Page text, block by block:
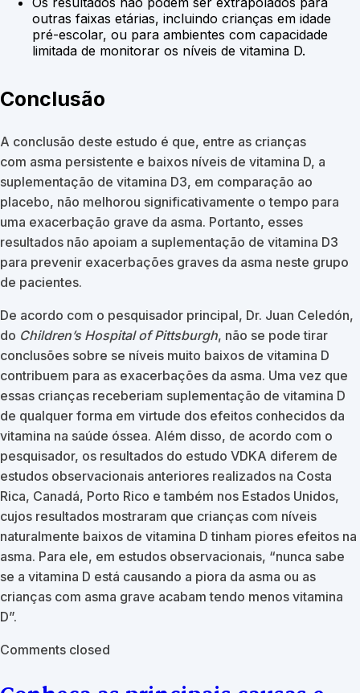
outras faixas etárias, incluindo crianças em idade
pré-escolar, ou para ambientes com capacidade
limitada de monitorar os níveis de vitamina D.
Conclusão
A conclusão deste estudo é que, entre as crianças
com asma persistente e baixos níveis de vitamina D, a
suplementação de vitamina D3, em comparação ao
placebo, não melhorou significativamente o tempo para
uma exacerbação grave da asma. Portanto, esses
resultados não apoiam a suplementação de vitamina D3
para prevenir exacerbações graves da asma neste grupo
de pacientes.
De acordo com o pesquisador principal, Dr. Juan Celedón,
do Children’s Hospital of Pittsburgh, não se pode tirar
conclusões sobre se níveis muito baixos de vitamina D
contribuem para as exacerbações da asma. Uma vez que
essas crianças receberiam suplementação de vitamina D
de qualquer forma em virtude dos efeitos conhecidos da
vitamina na saúde óssea. Além disso, de acordo com o
pesquisador, os resultados do estudo VDKA diferem de
estudos observacionais anteriores realizados na Costa
Rica, Canadá, Porto Rico e também nos Estados Unidos,
cujos resultados mostraram que crianças com níveis
naturalmente baixos de vitamina D tinham piores efeitos na
asma. Para ele, em estudos observacionais, “nunca sabe
se a vitamina D está causando a piora da asma ou as
crianças com asma grave acabam tendo menos vitamina
D”.
Comments closed